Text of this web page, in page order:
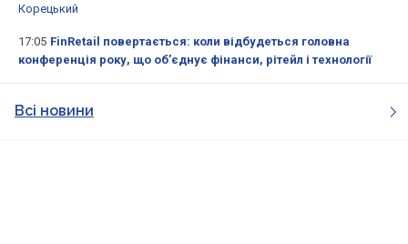
Корецький
17:05 FinRetail повертається: коли відбудеться головна
конференція року, що об’єднує фінанси, рітейл і технології
Всі новини